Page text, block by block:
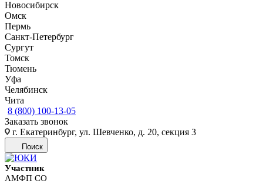
Новосибирск
Омск
Пермь
Санкт-Петербург
Сургут
Томск
Тюмень
Уфа
Челябинск
Чита
8 (800) 100-13-05
Заказать звонок
г. Екатеринбург, ул. Шевченко, д. 20, секция 3
Поиск
Участник
АМФП СО